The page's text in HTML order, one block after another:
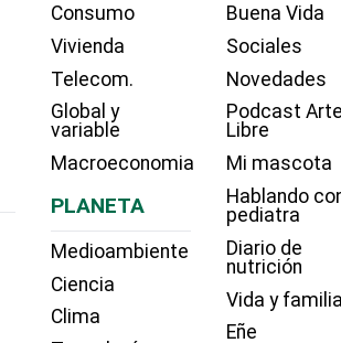
Consumo
Vivienda
Telecom.
Global y
variable
Macroeconomia
PLANETA
Medioambiente
Ciencia
Clima
Buena Vida
Sociales
Novedades
Podcast Arte
Libre
Mi mascota
Hablando
pediatra
Diario de
nutrición
Vida y familia
Eñe